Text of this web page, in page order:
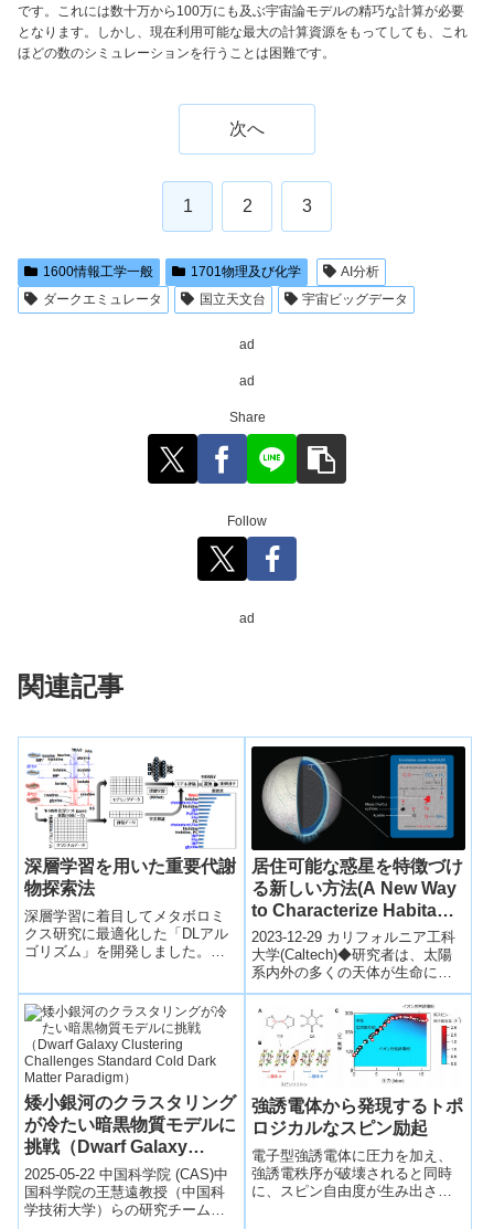
です。これには数十万から100万にも及ぶ宇宙論モデルの精巧な計算が必要
となります。しかし、現在利用可能な最大の計算資源をもってしても、これ
ほどの数のシミュレーションを行うことは困難です。
次へ
1 2 3
1600情報工学一般 1701物理及び化学
AI分析
ダークエミュレータ
国立天文台 宇宙ビッグデータ
ad
ad
Share
Follow
ad
関連記事
深層学習を用いた重要代謝
物探索法
深層学習に着目してメタボロミ
クス研究に最適化した「DLアル
ゴリズム」を開発しました。実
能なことを示し、この判別に寄
与する重要代謝物探索法も確立
しました。
居住可能な惑星を特徴づけ
る新しい方法(A New Way
to Characterize Habitable
Planets)
2023-12-29 カリフォルニア工科
大学(Caltech)◆研究者は、太陽
系内外の多くの天体が生命に適
した条件を持つ可能性がある
中、居住性を特徴づける手法
に...
矮小銀河のクラスタリング
が冷たい暗黒物質モデルに
挑戦（Dwarf Galaxy
Clustering Challenges
Standard Cold Dark
Matter Paradigm）
2025-05-22 中国科学院 (CAS)中
国科学院の王慧遠教授（中国科
学技術大学）らの研究チーム
強誘電体から発現するトポ
ロジカルなスピン励起
電子型強誘電体に圧力を加え、
強誘電秩序が破壊されると同時
に、スピン自由度が生み出され